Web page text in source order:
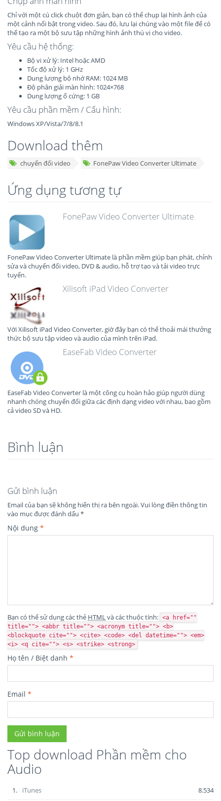
Chỉ với một cú click chuột đơn giản, bạn có thể chụp lại hình ảnh của
một cảnh nổi bật trong video. Sau đó, lưu lại chúng vào một file để có
thể tạo ra một bộ sưu tập những hình ảnh thú vị cho video.
Yêu cầu hệ thống:
Bộ vi xử lý: Intel hoặc AMD
Tốc độ xử lý: 1 GHz
Dung lượng bộ nhớ RAM: 1024 MB
Độ phân giải màn hình: 1024×768
Dung lượng ổ cứng: 1 GB
Yêu cầu phần mềm / Cấu hình:
Windows XP/Vista/7/8/8.1
Download thêm
chuyển đổi video FonePaw Video Converter Ultimate
Ứng dụng tương tự
FonePaw Video Converter Ultimate
FonePaw Video Converter Ultimate là phần mềm giúp bạn phát, chỉnh
sửa và chuyển đổi video, DVD & audio, hỗ trợ tạo và tải video trực
tuyến.
Xilisoft iPad Video Converter
Với Xilisoft iPad Video Converter, giờ đây bạn có thể thoải mái thưởng
thức bộ sưu tập video và audio của mình trên iPad.
EaseFab Video Converter
EaseFab Video Converter là một công cụ hoàn hảo giúp người dùng
nhanh chóng chuyển đổi giữa các định dạng video với nhau, bao gồm
cả video SD và HD.
Bình luận
Gửi bình luận
Email của bạn sẽ không hiển thị ra bên ngoài.Vui lòng điền thông tin
vào mục được đánh dấu *
Nội dung *
Bạn có thể sử dụng các thẻ HTMLvà các thuộc tính: <a href=""
title=""> <abbr title=""> <acronym title=""> <b>
<blockquote cite=""> <cite> <code> <del datetime=""> <em>
<i> <q cite=""> <s> <strike> <strong>
Họ tên / Biệt danh *
Email *
Top download Phần mềm cho
Audio
1. iTunes 8.534